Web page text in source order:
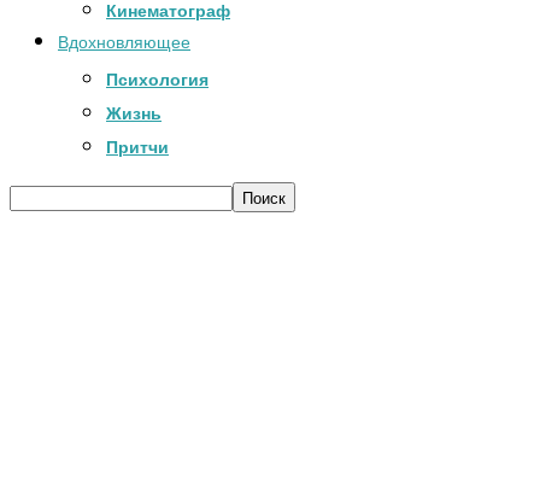
Кинематограф
Вдохновляющее
Психология
Жизнь
Притчи